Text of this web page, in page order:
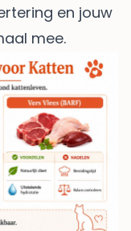
en jouw
mee.